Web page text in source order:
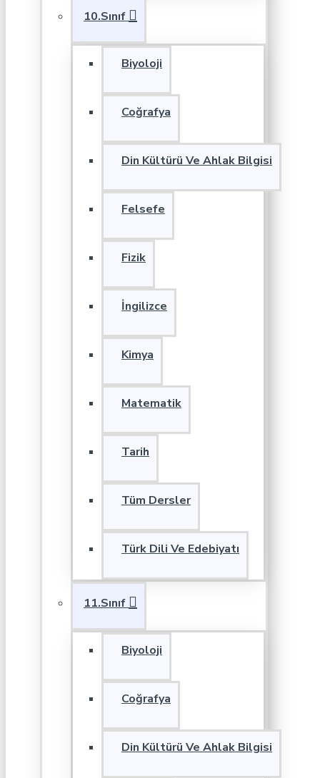
10.Sınıf
Biyoloji
Coğrafya
Din Kültürü Ve Ahlak Bilgisi
Felsefe
Fizik
İngilizce
Kimya
Matematik
Tarih
Tüm Dersler
Türk Dili Ve Edebiyatı
11.Sınıf
Biyoloji
Coğrafya
Din Kültürü Ve Ahlak Bilgisi